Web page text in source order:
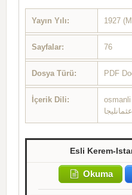
Yayın Yılı: 1927
Sayfalar: 76
Dosya Türü: PDF
İçerik Dili:
عثمانلیجا
Esli Kerem-
Okuma